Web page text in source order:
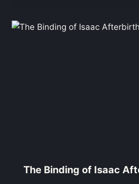
The Binding of Isaac